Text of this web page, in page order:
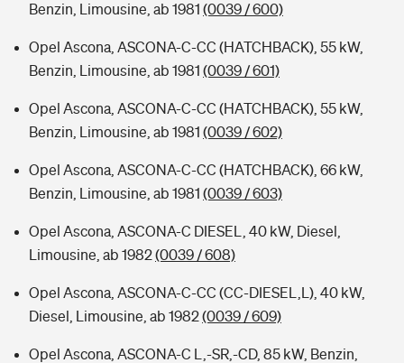
Benzin, Limousine, ab 1981 (0039 / 600)
Opel Ascona, ASCONA-C-CC (HATCHBACK), 55 kW,
Benzin, Limousine, ab 1981 (0039 / 601)
Opel Ascona, ASCONA-C-CC (HATCHBACK), 55 kW,
Benzin, Limousine, ab 1981 (0039 / 602)
Opel Ascona, ASCONA-C-CC (HATCHBACK), 66 kW,
Benzin, Limousine, ab 1981 (0039 / 603)
Opel Ascona, ASCONA-C DIESEL, 40 kW, Diesel,
Limousine, ab 1982(0039 / 608)
Opel Ascona, ASCONA-C-CC (CC-DIESEL,L), 40 kW,
Diesel, Limousine, ab 1982(0039 / 609)
Opel Ascona, ASCONA-C L,-SR,-CD, 85 kW, Benzin,